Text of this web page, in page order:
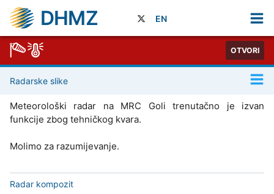
DHMZ EN
OTVORI
Radarske slike
Meteorološki radar na MRC Goli trenutačno je izvan
funkcije zbog tehničkog kvara.
Molimo za razumijevanje.
Radar kompozit